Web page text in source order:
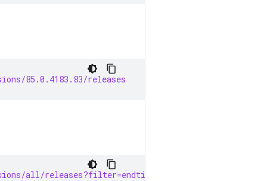
85.0.4183.83/releases
all/releases?filter=endtime=1970-01-01T00:00:00Z